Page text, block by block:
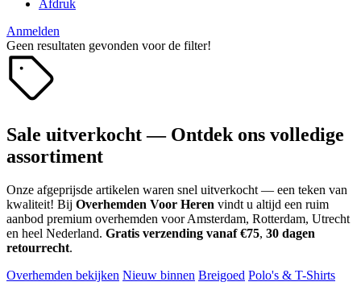
Afdruk
Anmelden
Geen resultaten gevonden voor de filter!
Sale uitverkocht — Ontdek ons volledige
assortiment
Onze afgeprijsde artikelen waren snel uitverkocht — een teken van
kwaliteit! Bij Overhemden Voor Heren vindt u altijd een ruim
aanbod premium overhemden voor Amsterdam, Rotterdam, Utrecht
en heel Nederland. Gratis verzending vanaf €75, 30 dagen
retourrecht.
Overhemden bekijken Nieuw binnen Breigoed Polo's & T-Shirts